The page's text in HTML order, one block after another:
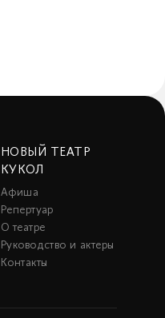
НОВЫЙ ТЕАТР
КУКОЛ
Афиша
Репертуар
О театре
Руководство и актеры
Контакты